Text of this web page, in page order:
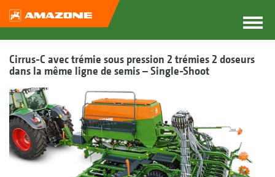
Cirrus-C avec trémie sous pression 2 trémies 2 doseurs
dans la même ligne de semis – Single-Shoot